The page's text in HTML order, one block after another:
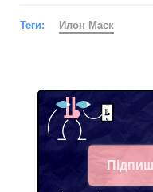
Теги: Илон Маск